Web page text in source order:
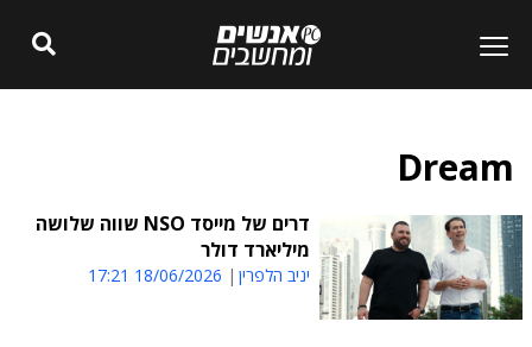
Dream
דרים של מייסד NSO שווה שלושה
מיליארד דולר
יניב הלפרין 18/06/2026 17:21